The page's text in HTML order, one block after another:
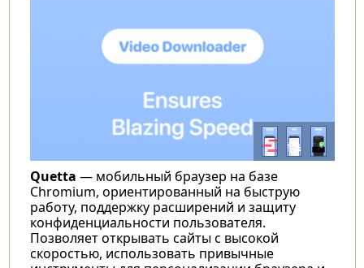
Quetta — мобильный браузер на базе
Chromium, ориентированный на быструю
работу, поддержку расширений и защиту
конфиденциальности пользователя.
Позволяет открывать сайты с высокой
скоростью, использовать привычные